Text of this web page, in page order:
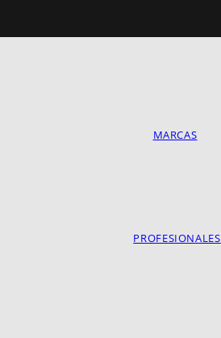
MARCAS
PROFESIONALES